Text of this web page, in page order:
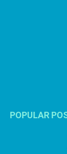
POPULAR